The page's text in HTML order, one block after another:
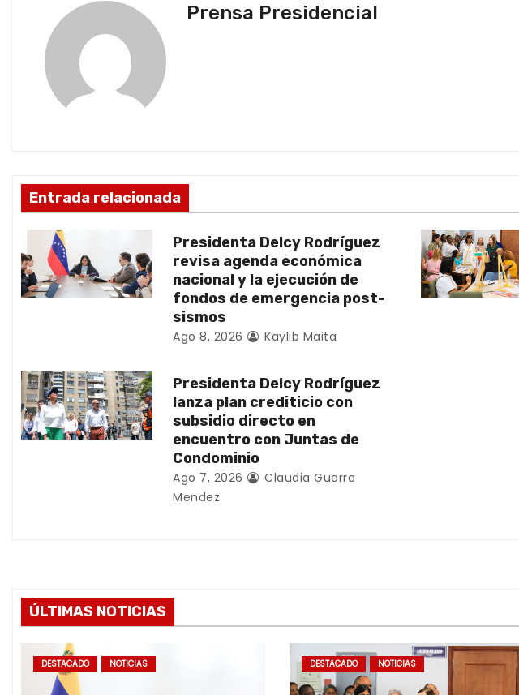
ó
n
d
e
n
t
r
Prensa Presidencial
Entrada relacionada
Presidenta Delcy Rodríguez
revisa agenda económica
nacional y la ejecución de
fondos de emergencia post-
sismos
Ago 8, 2026 Kaylib Maita
Presidenta Delcy Rodríguez
lanza plan crediticio con
subsidio directo en
encuentro con Juntas de
Condominio
Ago 7, 2026
Claudia Guerra
Mendez
ÚLTIMAS NOTICIAS
DESTACADO NOTICIAS DESTACADO NOTICIAS